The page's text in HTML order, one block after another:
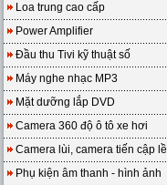
Loa trung cao cấp
Power Amplifier
Đầu thu Tivi kỹ thuật số
Máy nghe nhạc MP3
Mặt dưỡng lắp DVD
Camera 360 độ ô tô xe hơi
Camera lùi, camera tiến cập lề
Phụ kiện âm thanh - hình ảnh